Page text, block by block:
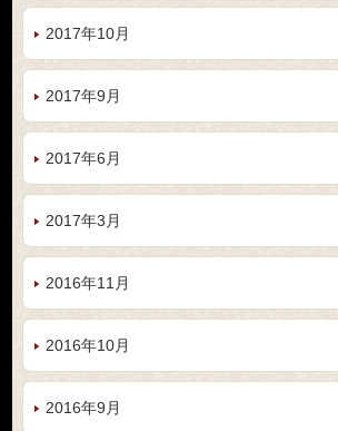
2017年10月
2017年9月
2017年6月
2017年3月
2016年11月
2016年10月
2016年9月